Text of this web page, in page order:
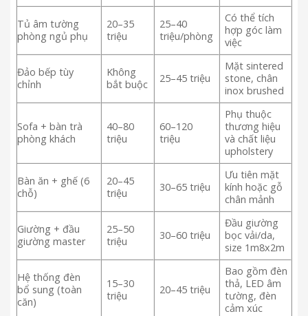
Tủ âm tường
phòng ngủ phụ
20–35
triệu
25–40
triệu/phòng
Có thể tích
hợp góc làm
việc
Đảo bếp tùy
chỉnh
Không
bắt buộc
25–45 triệu
Mặt sintered
stone, chân
inox brushed
Sofa + bàn trà
phòng khách
40–80
triệu
60–120
triệu
Phụ thuộc
thương hiệu
và chất liệu
upholstery
Bàn ăn + ghế (6
chỗ)
20–45
triệu
30–65 triệu
Ưu tiên mặt
kính hoặc gỗ
chân mảnh
Giường + đầu
giường master
25–50
triệu
30–60 triệu
Đầu giường
bọc vải/da,
size 1m8x2m
Hệ thống đèn
bổ sung (toàn
căn)
15–30
triệu
20–45 triệu
Bao gồm đèn
thả, LED âm
tường, đèn
cảm xúc